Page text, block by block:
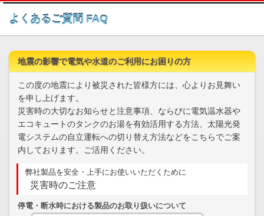
このページの本文へ
よくあるご質問 FAQ
地震の影響で電気や水道のご利用にお困りの方
この度の地震により被災された皆様方には、心よりお見舞い
を申し上げます。
災害時の大切なお知らせと注意事項、ならびに電気温水器や
エコキュートのタンクのお湯を有効活用する方法、太陽光発
電システムの自立運転への切り替え方法などをこちらでご案
内しております。ご活用ください。
弊社製品を安全・上手にお使いいただくために
災害時のご注意
停電・断水時における製品のお取り扱いについて